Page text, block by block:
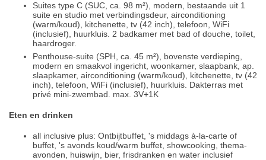
Suites type C (SUC, ca. 98 m²), modern, bestaande uit 1
suite en studio met verbindingsdeur, airconditioning
(warm/koud), kitchenette, tv (42 inch), telefoon, WiFi
(inclusief), huurkluis. 2 badkamer met bad of douche, toilet,
haardroger.
Penthouse-suite (SPH, ca. 45 m²), bovenste verdieping,
modern en smaakvol ingericht, woonkamer, slaapbank, ap.
slaapkamer, airconditioning (warm/koud), kitchenette, tv (42
inch), telefoon, WiFi (inclusief), huurkluis. Dakterras met
privé mini-zwembad. max. 3V+1K
Eten en drinken
all inclusive plus: Ontbijtbuffet, 's middags à-la-carte of
buffet, 's avonds koud/warm buffet, showcooking, thema-
avonden, huiswijn, bier, frisdranken en water inclusief